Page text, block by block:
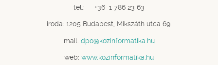
tel.: +36 1 786 23 63
iroda: 1205 Budapest, Mikszáth utca 69.
mail: dpo@kozinformatika.hu
web: www.kozinformatika.hu